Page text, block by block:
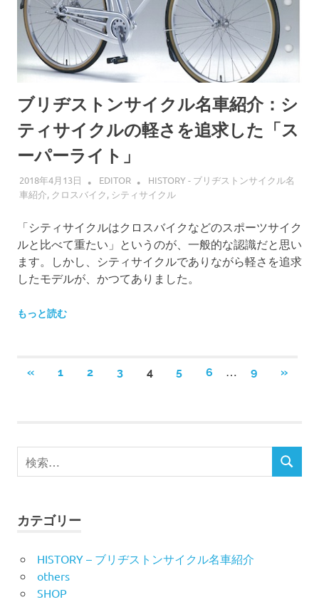
ブリヂストンサイクル名車紹介：シ
ティサイクルの軽さを追求した「ス
ーパーライト」
2018年4月13日 EDITOR
HISTORY - ブリヂストンサイクル名
車紹介, クロスバイク, シティサイクル
「シティサイクルはクロスバイクなどのスポーツサイク
ルと比べて重たい」というのが、一般的な認識だと思い
ます。しかし、シティサイクルでありながら軽さを追求
したモデルが、かつてありました。
もっと読む
投
ペ
ジ
送
り
«前
1 2 3 4 5 6 9
次
»
検
索
検
カテゴリー
HISTORY – ブリヂストンサイクル名車紹介
others
SHOP